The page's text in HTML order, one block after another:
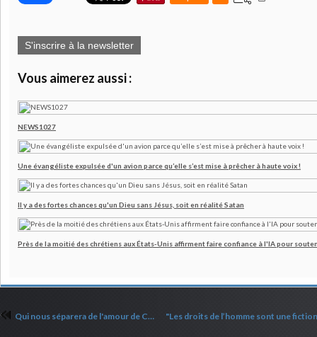
S'inscrire à la newsletter
Vous aimerez aussi :
NEWS1027
Une évangéliste expulsée d'un avion parce qu’elle s’est mise à prêcher à haute voix !
Il y a des fortes chances qu'un Dieu sans Jésus, soit en réalité Satan
Près de la moitié des chrétiens aux États-Unis affirment faire confiance à l'IA pour
Qui nous séparera de l'amour de Christ ?